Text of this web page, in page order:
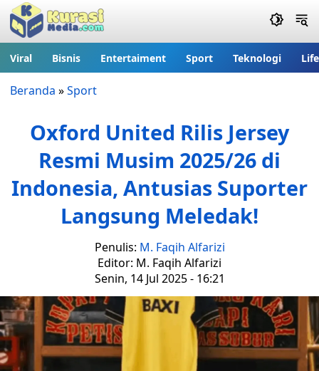
Viral Bisnis Entertaiment Sport Teknologi
Beranda »Sport
Oxford United Rilis Jersey
Resmi Musim 2025/26 di
Indonesia, Antusias Suporter
Langsung Meledak!
Penulis: M. Faqih Alfarizi
Editor: M. Faqih Alfarizi
Senin, 14 Jul 2025 - 16:21